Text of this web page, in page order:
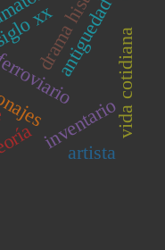
antiguedad
inventario
xx
vida cotidiana
artista